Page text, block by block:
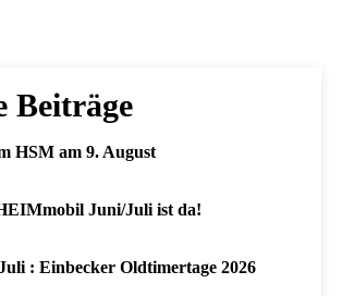
Beiträge
HSM am 9. August
Juni/Juli ist da!
: Einbecker Oldtimertage 2026